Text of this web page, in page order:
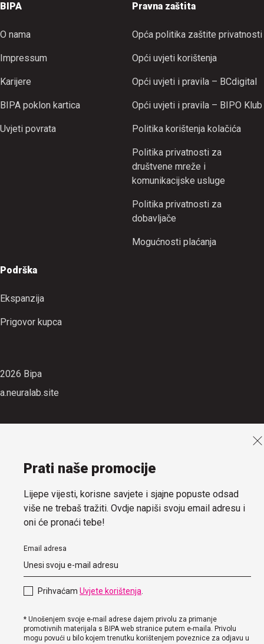
BIPA
O nama
Impressum
Karijere
BIPA poklon kartica
Uvjeti povrata
Pravna zaštita
Opća politika zaštite privatnosti
Opći uvjeti korištenja
Opći uvjeti i pravila – BCdigital
Opći uvjeti i pravila – BIPO Klub
Politika korištenja kolačića
Politika privatnosti za
društvene mreže i
komunikacijske usluge
Politika privatnosti za
dobavljače
Mogućnosti plaćanja
Podrška
Ekspanzija
Prigovor kupca
2026 Bipa
a.neuralab.site
Prati naše promocije
Lijepe vijesti, korisne savjete i sjajne popuste odsad
više ne trebaš tražiti. Ovdje napiši svoju email adresu i
oni će pronaći tebe!
Email adresa
Prihvaćam Uvjete korištenja
* Unošenjem svoje e-mail adrese dajem privolu za primanje
promotivnih materijala s BIPA web stranice putem e-maila. Privolu
mogu povući u bilo kojem trenutku korištenjem poveznice za odjavu u